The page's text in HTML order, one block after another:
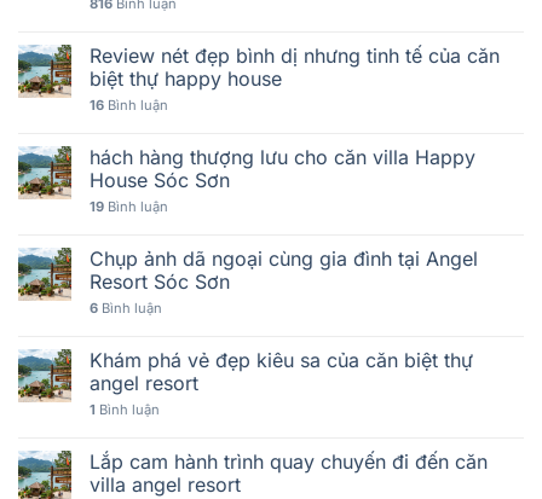
816 Bình luận
Review nét đẹp bình dị nhưng tinh tế của căn
biệt thự happy house
16 Bình luận
hách hàng thượng lưu cho căn villa Happy
House Sóc Sơn
19 Bình luận
Chụp ảnh dã ngoại cùng gia đình tại Angel
Resort Sóc Sơn
6 Bình luận
Khám phá vẻ đẹp kiêu sa của căn biệt thự
angel resort
1 Bình luận
Lắp cam hành trình quay chuyến đi đến căn
villa angel resort